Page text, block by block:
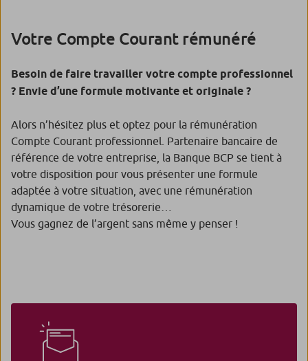
Votre Compte Courant rémunéré
Besoin de faire travailler votre compte professionnel
? Envie d’une formule motivante et originale ?
Alors n’hésitez plus et optez pour la rémunération
Compte Courant professionnel. Partenaire bancaire de
référence de votre entreprise, la Banque BCP se tient à
votre disposition pour vous présenter une formule
adaptée à votre situation, avec une rémunération
dynamique de votre trésorerie…
Vous gagnez de l’argent sans même y penser !